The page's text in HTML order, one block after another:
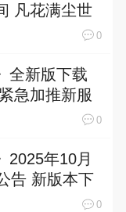
凡花满尘世
0
全新版下载
急加推新服
0
2025年10月
告 新版本下
0